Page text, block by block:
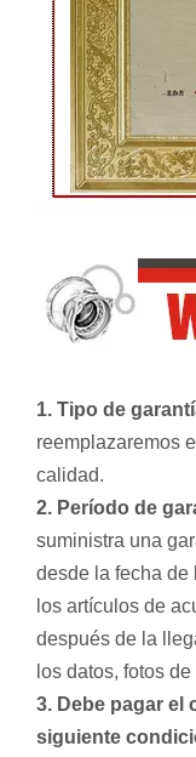
1. Tipo de
reemplazaremos
calidad.
2. Período de
suministra una
desde la fecha
los artículos de
después de la
los datos, fotos
3. Debe pagar el
siguiente